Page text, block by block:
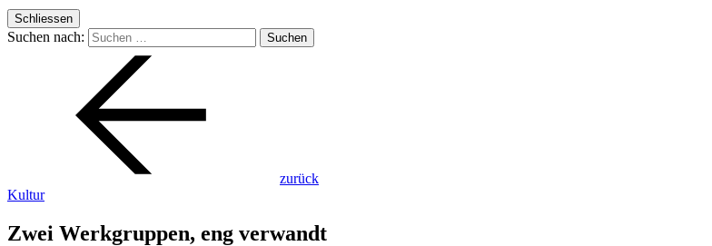
Schliessen
Suchen nach:
zurück
Kultur
Zwei Werkgruppen, eng verwandt